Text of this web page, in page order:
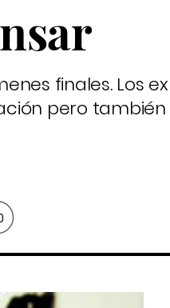
finales. Los
pero también